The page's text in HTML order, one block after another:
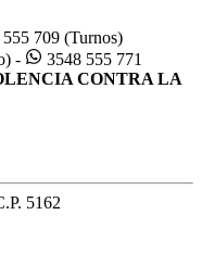
709 (Turnos)
-
3548 555 771
CONTRA LA
5162